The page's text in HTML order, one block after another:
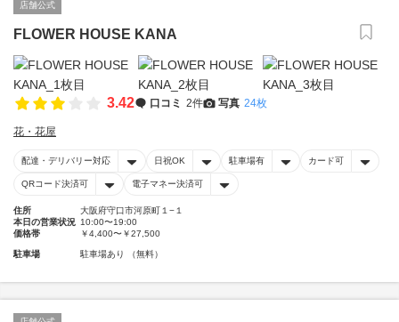
店舗公式
FLOWER HOUSE KANA
3.42 口コミ 2件 写真 24枚
花・花屋
配達・デリバリー対応 日祝OK 駐車場有 カード可
QRコード決済可 電子マネー決済可
住所
大阪府守口市河原町１−１
本日の営業状況 10:00〜19:00
価格帯
￥4,400〜￥27,500
駐車場 駐車場あり （無料）